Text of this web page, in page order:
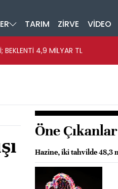
TARIM ZİRVE VİDEO
BEKLENTİ 4,9 MİLYAR TL
Öne Çıkanlar
Hazine, iki tahvilde 48,3